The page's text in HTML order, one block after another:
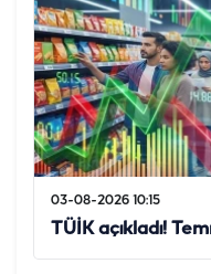
03-08-2026 10:15
TÜİK açıkladı!